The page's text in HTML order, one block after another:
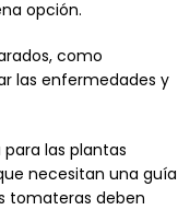
opción.
como
las enfermedades y
las plantas
necesitan una guía
tomateras deben